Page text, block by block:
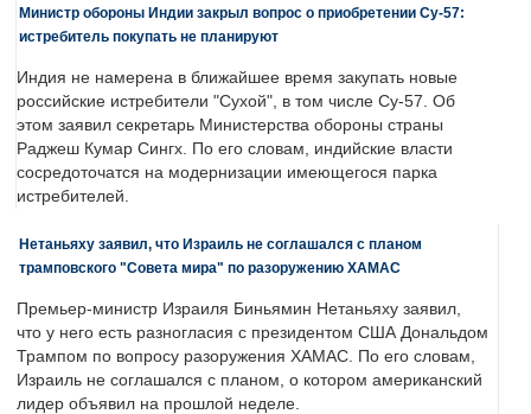
Министр обороны Индии закрыл вопрос о приобретении Су-57:
истребитель покупать не планируют
Индия не намерена в ближайшее время закупать новые
российские истребители "Сухой", в том числе Су-57. Об
этом заявил секретарь Министерства обороны страны
Раджеш Кумар Сингх. По его словам, индийские власти
сосредоточатся на модернизации имеющегося парка
истребителей.
Нетаньяху заявил, что Израиль не соглашался с планом
трамповского "Совета мира" по разоружению ХАМАС
Премьер-министр Израиля Биньямин Нетаньяху заявил,
что у него есть разногласия с президентом США Дональдом
Трампом по вопросу разоружения ХАМАС. По его словам,
Израиль не соглашался с планом, о котором американский
лидер объявил на прошлой неделе.